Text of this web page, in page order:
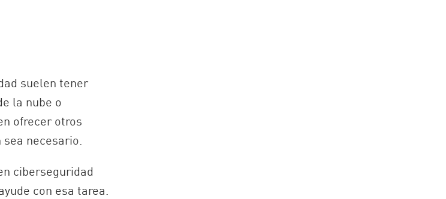
suelen tener
la nube o
ofrecer otros
necesario.
ciberseguridad
con esa tarea.